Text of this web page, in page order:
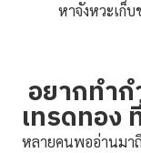
หาจังหวะเก็
อยากทำก
เทรดทอง
หลายคนพออ่านมาถึ